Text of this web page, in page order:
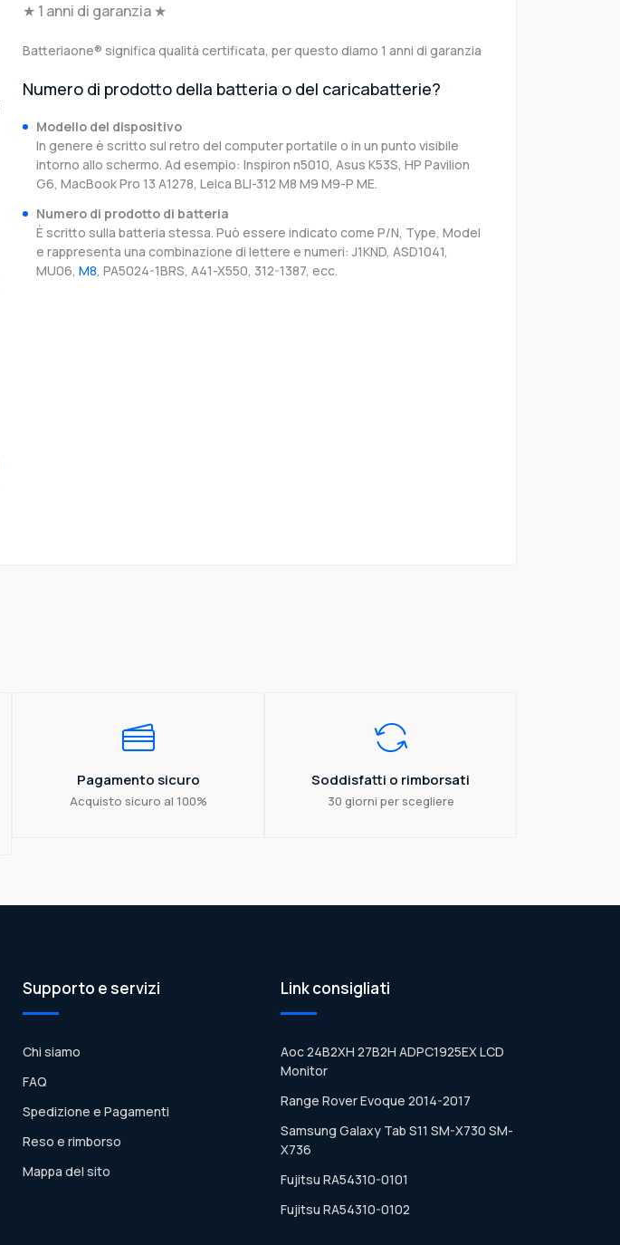
★ 1 anni di garanzia ★
Batteriaone® significa qualità certificata, per questo diamo 1 anni di garanzia
Numero di prodotto della batteria o del caricabatterie?
Modello del dispositivo
In genere è scritto sul retro del computer portatile o in un punto visibile
intorno allo schermo. Ad esempio: Inspiron n5010, Asus K53S, HP Pavilion
G6, MacBook Pro 13 A1278, Leica BLI-312 M8 M9 M9-P ME.
Numero di prodotto di batteria
È scritto sulla batteria stessa. Può essere indicato come P/N, Type, Model
e rappresenta una combinazione di lettere e numeri: J1KND, ASD1041,
MU06, M8, PA5024-1BRS, A41-X550, 312-1387, ecc.
Pagamento sicuro
Acquisto sicuro al 100%
Soddisfatti o rimborsati
30 giorni per scegliere
Supporto e servizi
Chi siamo
FAQ
Spedizione e Pagamenti
Reso e rimborso
Mappa del sito
Link consigliati
Aoc 24B2XH 27B2H ADPC1925EX LCD
Monitor
Range Rover Evoque 2014-2017
Samsung Galaxy Tab S11 SM-X730 SM-
X736
Fujitsu RA54310-0101
Fujitsu RA54310-0102